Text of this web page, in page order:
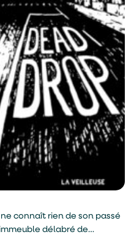
connaît rien de son passé
délabré de